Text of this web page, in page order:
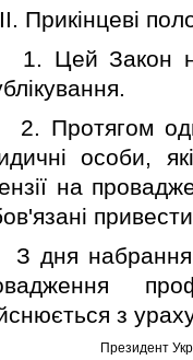
Прикiнцевi
Цей Закон
Протягом
особи,
на
набрання
з
Президент